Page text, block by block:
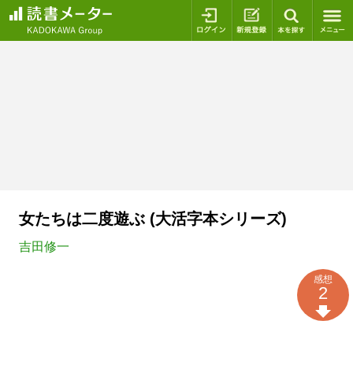
ログイン 新規登録
女たちは二度遊ぶ (大活字本シリーズ)
吉田修一
感想
2